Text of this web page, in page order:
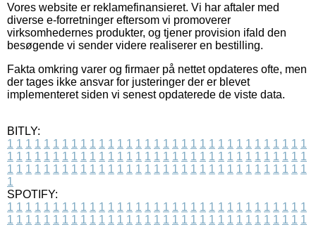
Vores website er reklamefinansieret. Vi har aftaler med
diverse e-forretninger eftersom vi promoverer
virksomhedernes produkter, og tjener provision ifald den
besøgende vi sender videre realiserer en bestilling.
Fakta omkring varer og firmaer på nettet opdateres ofte, men
der tages ikke ansvar for justeringer der er blevet
implementeret siden vi senest opdaterede de viste data.
BITLY:
1 1 1 1 1 1 1 1 1 1 1 1 1 1 1 1 1 1 1 1 1 1 1 1 1 1 1 1 1 1 1 1 1
1 1 1 1 1 1 1 1 1 1 1 1 1 1 1 1 1 1 1 1 1 1 1 1 1 1 1 1 1 1 1 1 1
1 1 1 1 1 1 1 1 1 1 1 1 1 1 1 1 1 1 1 1 1 1 1 1 1 1 1 1 1 1 1 1 1
1
SPOTIFY:
1 1 1 1 1 1 1 1 1 1 1 1 1 1 1 1 1 1 1 1 1 1 1 1 1 1 1 1 1 1 1 1 1
1 1 1 1 1 1 1 1 1 1 1 1 1 1 1 1 1 1 1 1 1 1 1 1 1 1 1 1 1 1 1 1 1